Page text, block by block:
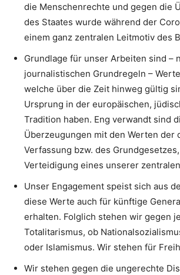
die Menschenrechte und gegen die
des Staates wurde während der
einem ganz zentralen Leitmotiv des
Grundlage für unser Arbeiten sind –
journalistischen Grundregeln –
welche über die Zeit hinweg gültig
Ursprung in der europäischen,
Tradition haben. Eng verwandt sind
Überzeugungen mit den Werten der
Verfassung bzw. des
Verteidigung eines unserer
Unser Engagement speist sich aus
diese Werte auch für künftige
erhalten. Folglich stehen wir gegen
Totalitarismus, ob
oder Islamismus. Wir stehen für
Wir stehen gegen die ungerechte